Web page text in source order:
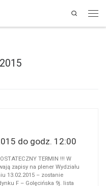
Search
do godz. 12:00
TERMIN !!! W
zapisy na plener Wydziału
13.02.2015 – zostanie
F – Golęcińska 9j. lista